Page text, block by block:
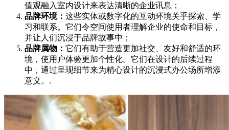
值观融入室内设计来表达清晰的企业讯息；
品牌环境： 这些实体或数字化的互动环境关乎探索、学
习和联系。它们令空间使用者理解企业的使命和目标，
并让人们沉浸于品牌故事中；
品牌属物： 它们有助于营造更加社交、友好和舒适的环
境，使用户体验更加个性化。它们在设计的后续过程
中，通过呈现细节来为精心设计的沉浸式办公场所增添
意义。.